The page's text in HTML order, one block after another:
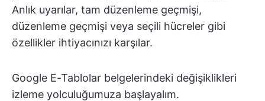
Anlık uyarılar, tam düzenleme geçmişi,
düzenleme geçmişi veya seçili hücreler gibi
özellikler ihtiyacınızı karşılar.
Google E-Tablolar belgelerindeki değişiklikleri
izleme yolculuğumuza başlayalım.